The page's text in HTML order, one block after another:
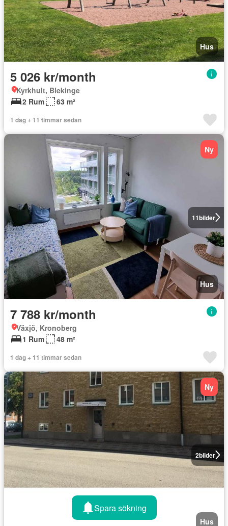
Hus
5 026 kr/month
Kyrkhult, Blekinge
2 Rum
63 m²
1 dag + 11 timmar sedan
11bilder
Ny
Hus
7 788 kr/month
Växjö, Kronoberg
1 Rum
48 m²
1 dag + 11 timmar sedan
2bilder
Ny
Hus
Spara sökning